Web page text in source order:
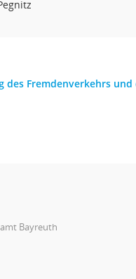
des Fremdenverkehrs
Bayreuth